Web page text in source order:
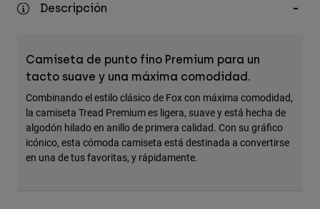
Accesorios
Bolsas y Mochilas
Ver todo
Descripción
Camiseta de punto fino Premium para un
tacto suave y una máxima comodidad.
Combinando el estilo clásico de Fox con máxima comodidad,
la camiseta Tread Premium es ligera, suave y está hecha de
algodón hilado en anillo de primera calidad. Con su gráfico
icónico, esta cómoda camiseta está destinada a convertirse
en una de tus favoritas, y rápidamente.